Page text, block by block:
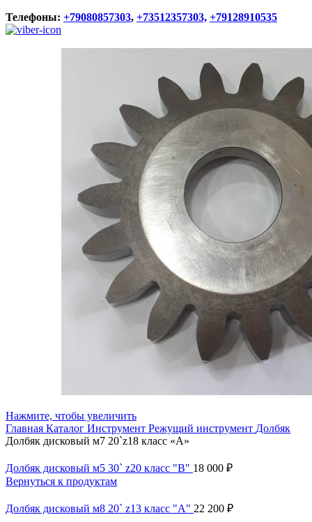
Телефоны: +79080857303, +73512357303, +79128910535
Нажмите, чтобы увеличить
Главная Каталог Инструмент Режущий инструмент Долбяк
Долбяк дисковый м7 20`z18 класс «А»
Долбяк дисковый м5 30` z20 класс "В" 18 000 ₽
Вернуться к продуктам
Долбяк дисковый м8 20` z13 класс "А" 22 200 ₽